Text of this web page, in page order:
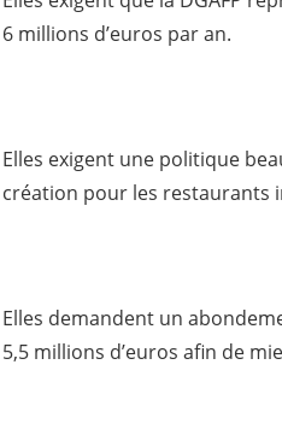
6 millions d’euros par an.
Elles exigent une politique
création pour les restaurants
Elles demandent un
5,5 millions d’euros afin de